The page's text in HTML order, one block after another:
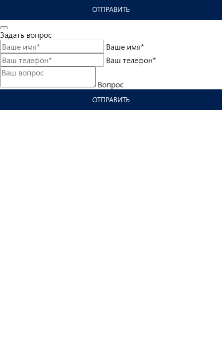
ОТПРАВИТЬ
Задать вопрос
Ваше имя*
Ваш телефон*
Вопрос
ОТПРАВИТЬ